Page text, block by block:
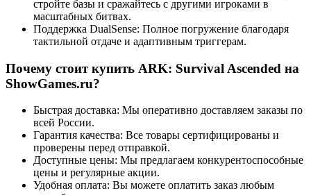
стройте базы и сражайтесь с другими игроками в
масштабных битвах.
Поддержка DualSense: Полное погружение благодаря
тактильной отдаче и адаптивным триггерам.
Почему стоит купить ARK: Survival Ascended на
ShowGames.ru?
Быстрая доставка: Мы оперативно доставляем заказы по
всей России.
Гарантия качества: Все товары сертифицированы и
проверены перед отправкой.
Доступные цены: Мы предлагаем конкурентоспособные
цены и регулярные акции.
Удобная оплата: Вы можете оплатить заказ любым